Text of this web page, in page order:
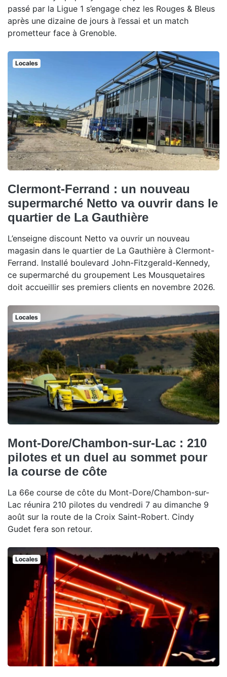
passé par la Ligue 1 s’engage chez les Rouges & Bleus
après une dizaine de jours à l’essai et un match
prometteur face à Grenoble.
Locales
Clermont-Ferrand : un nouveau
supermarché Netto va ouvrir dans le
quartier de La Gauthière
L’enseigne discount Netto va ouvrir un nouveau
magasin dans le quartier de La Gauthière à Clermont-
Ferrand. Installé boulevard John-Fitzgerald-Kennedy,
ce supermarché du groupement Les Mousquetaires
doit accueillir ses premiers clients en novembre 2026.
Locales
Mont-Dore/Chambon-sur-Lac : 210
pilotes et un duel au sommet pour
la course de côte
La 66e course de côte du Mont-Dore/Chambon-sur-
Lac réunira 210 pilotes du vendredi 7 au dimanche 9
août sur la route de la Croix Saint-Robert. Cindy
Gudet fera son retour.
Locales